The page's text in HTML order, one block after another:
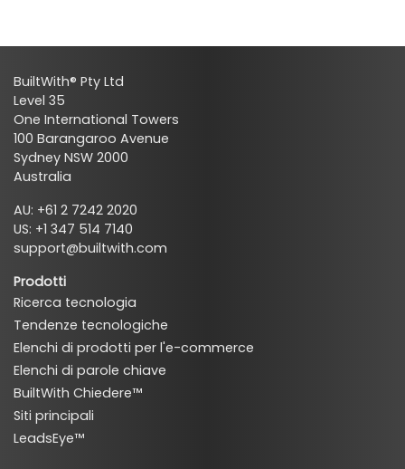
BuiltWith® Pty Ltd
Level 35
One International Towers
100 Barangaroo Avenue
Sydney NSW 2000
Australia
AU: +61 2 7242 2020
US: +1 347 514 7140
support@builtwith.com
Prodotti
Ricerca tecnologia
Tendenze tecnologiche
Elenchi di prodotti per l'e-commerce
Elenchi di parole chiave
BuiltWith Chiedere™
Siti principali
LeadsEye™